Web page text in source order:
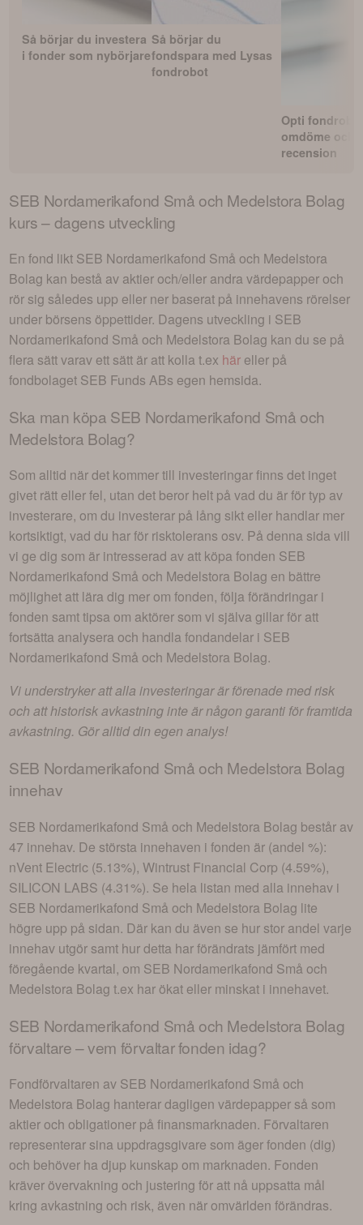
Så börjar du investera
i fonder som nybörjare
Så börjar du
fondspara med Lysas
fondrobot
Opti
omdöme och
recension
SEB Nordamerikafond Små och Medelstora Bolag
kurs – dagens utveckling
En fond likt SEB Nordamerikafond Små och Medelstora
Bolag kan bestå av aktier och/eller andra värdepapper och
rör sig således upp eller ner baserat på innehavens rörelser
under börsens öppettider. Dagens utveckling i SEB
Nordamerikafond Små och Medelstora Bolag kan du se på
flera sätt varav ett sätt är att kolla t.ex här eller på
fondbolaget SEB Funds ABs egen hemsida.
Ska man köpa SEB Nordamerikafond Små och
Medelstora Bolag?
Som alltid när det kommer till investeringar finns det inget
givet rätt eller fel, utan det beror helt på vad du är för typ av
investerare, om du investerar på lång sikt eller handlar mer
kortsiktigt, vad du har för risktolerans osv. På denna sida vill
vi ge dig som är intresserad av att köpa fonden SEB
Nordamerikafond Små och Medelstora Bolag en bättre
möjlighet att lära dig mer om fonden, följa förändringar i
fonden samt tipsa om aktörer som vi själva gillar för att
fortsätta analysera och handla fondandelar i SEB
Nordamerikafond Små och Medelstora Bolag.
Vi understryker att alla investeringar är förenade med risk
och att historisk avkastning inte är någon garanti för framtida
avkastning. Gör alltid din egen analys!
SEB Nordamerikafond Små och Medelstora Bolag
innehav
SEB Nordamerikafond Små och Medelstora Bolag består av
47 innehav. De största innehaven i fonden är (andel %):
nVent Electric (5.13%), Wintrust Financial Corp (4.59%),
SILICON LABS (4.31%). Se hela listan med alla innehav i
SEB Nordamerikafond Små och Medelstora Bolag lite
högre upp på sidan. Där kan du även se hur stor andel varje
innehav utgör samt hur detta har förändrats jämfört med
föregående kvartal, om SEB Nordamerikafond Små och
Medelstora Bolag t.ex har ökat eller minskat i innehavet.
SEB Nordamerikafond Små och Medelstora Bolag
förvaltare – vem förvaltar fonden idag?
Fondförvaltaren av SEB Nordamerikafond Små och
Medelstora Bolag hanterar dagligen värdepapper så som
aktier och obligationer på finansmarknaden. Förvaltaren
representerar sina uppdragsgivare som äger fonden (dig)
och behöver ha djup kunskap om marknaden. Fonden
kräver övervakning och justering för att nå uppsatta mål
kring avkastning och risk, även när omvärlden förändras.